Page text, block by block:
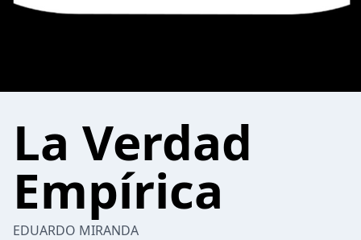
La Verdad
Empírica
EDUARDO MIRANDA